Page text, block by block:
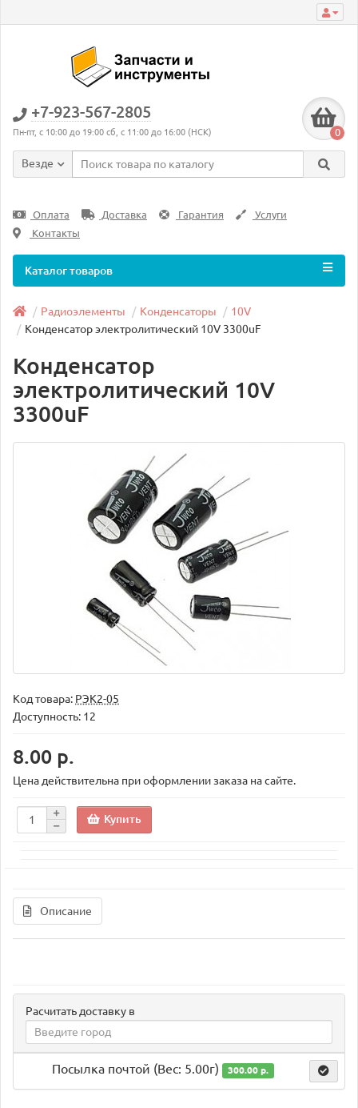
+7-923-567-2805
Пн-пт, с 10:00 до 19:00 сб, с 11:00 до 16:00 (НСК) 0
Везде
Оплата Доставка Гарантия
Услуги
Контакты
Каталог товаров
Радиоэлементы Конденсаторы
10V
Конденсатор электролитический 10V 3300uF
Конденсатор
электролитический 10V
3300uF
Код товара: РЭК2-05
Доступность: 12
8.00 р.
Цена действительна при оформлении заказа на сайте.
Купить
Описание
Расчитать доставку в
Посылка почтой (Вес: 5.00г) 300.00 р.